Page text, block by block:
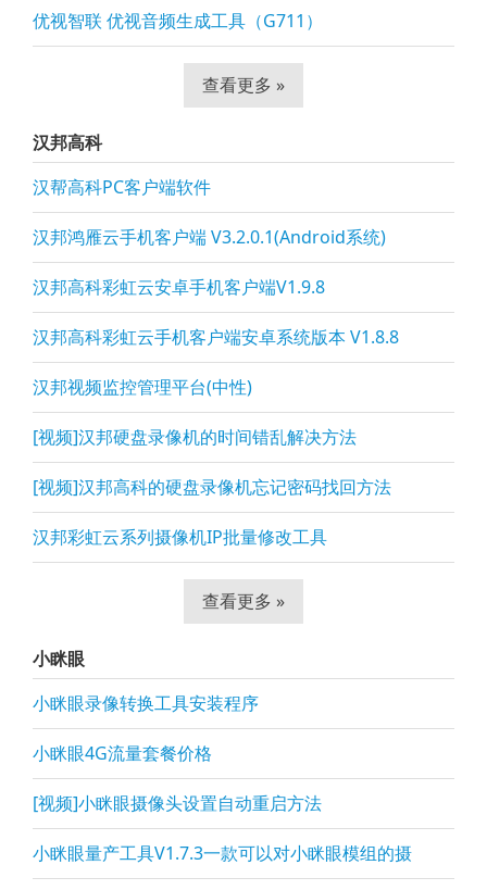
优视智联 优视音频生成工具（G711）
查看更多 »
汉邦高科
汉帮高科PC客户端软件
汉邦鸿雁云手机客户端 V3.2.0.1(Android系统)
汉邦高科彩虹云安卓手机客户端V1.9.8
汉邦高科彩虹云手机客户端安卓系统版本 V1.8.8
汉邦视频监控管理平台(中性)
[视频]汉邦硬盘录像机的时间错乱解决方法
[视频]汉邦高科的硬盘录像机忘记密码找回方法
汉邦彩虹云系列摄像机IP批量修改工具
查看更多 »
小眯眼
小眯眼录像转换工具安装程序
小眯眼4G流量套餐价格
[视频]小眯眼摄像头设置自动重启方法
小眯眼量产工具V1.7.3一款可以对小眯眼模组的摄